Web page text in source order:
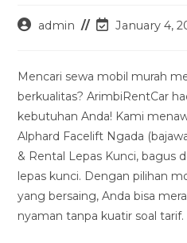
Postadmin
PostJanuary 4,
Mencari sewa mobil murah
berkualitas? ArimbiRentCar
kebutuhan Anda! Kami
Alphard Facelift Ngada
& Rental Lepas Kunci, bagus
lepas kunci. Dengan pilihan
yang bersaing, Anda bisa
nyaman tanpa kuatir soal tarif.